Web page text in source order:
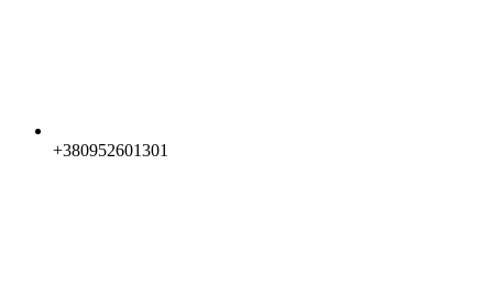
+380952601301